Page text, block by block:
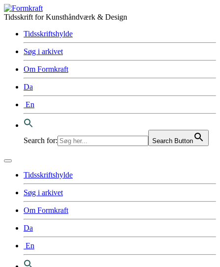
Tidsskrift for Kunsthåndværk & Design
Tidsskriftshylde
Søg i arkivet
Om Formkraft
Da
En
Search for: Search Button
Tidsskriftshylde
Søg i arkivet
Om Formkraft
Da
En